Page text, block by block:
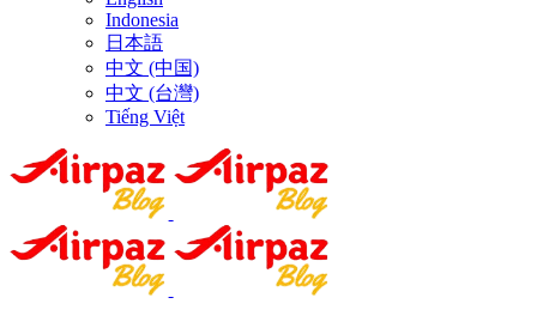
Indonesia
日本語
中文 (中国)
中文 (台灣)
Tiếng Việt